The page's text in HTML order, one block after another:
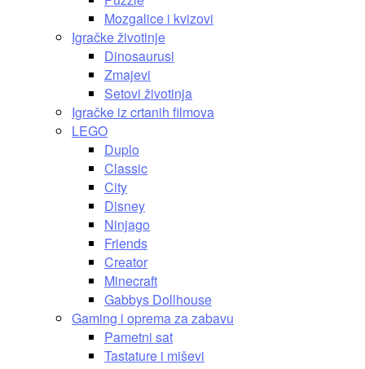
Mozgalice i kvizovi
Igračke životinje
Dinosaurusi
Zmajevi
Setovi životinja
Igračke iz crtanih filmova
LEGO
Duplo
Classic
City
Disney
Ninjago
Friends
Creator
Minecraft
Gabbys Dollhouse
Gaming i oprema za zabavu
Pametni sat
Tastature i miševi